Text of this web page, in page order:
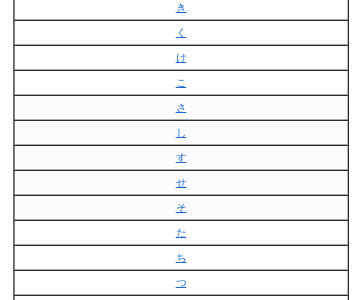
き
く
け
こ
さ
し
す
せ
そ
た
ち
つ